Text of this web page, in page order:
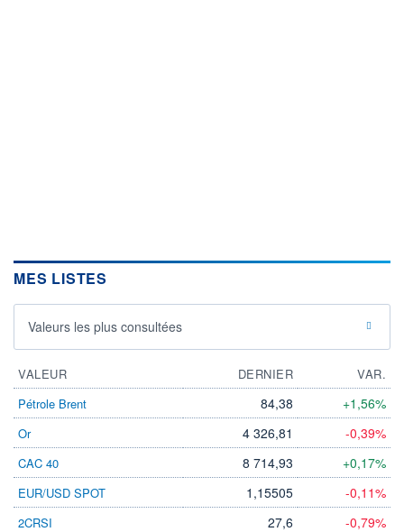
MES LISTES
Valeurs les plus consultées
VALEUR DERNIER
VAR.
Pétrole Brent
84,38 +1,56%
Or 4 326,81 -0,39%
CAC 40 8 714,93 +0,17%
EUR/USD SPOT 1,15505 -0,11%
2CRSI 27,6 -0,79%